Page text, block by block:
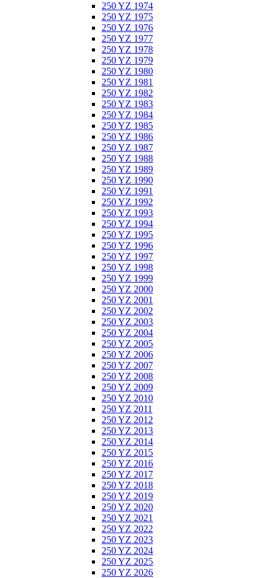
250 YZ 1974
250 YZ 1975
250 YZ 1976
250 YZ 1977
250 YZ 1978
250 YZ 1979
250 YZ 1980
250 YZ 1981
250 YZ 1982
250 YZ 1983
250 YZ 1984
250 YZ 1985
250 YZ 1986
250 YZ 1987
250 YZ 1988
250 YZ 1989
250 YZ 1990
250 YZ 1991
250 YZ 1992
250 YZ 1993
250 YZ 1994
250 YZ 1995
250 YZ 1996
250 YZ 1997
250 YZ 1998
250 YZ 1999
250 YZ 2000
250 YZ 2001
250 YZ 2002
250 YZ 2003
250 YZ 2004
250 YZ 2005
250 YZ 2006
250 YZ 2007
250 YZ 2008
250 YZ 2009
250 YZ 2010
250 YZ 2011
250 YZ 2012
250 YZ 2013
250 YZ 2014
250 YZ 2015
250 YZ 2016
250 YZ 2017
250 YZ 2018
250 YZ 2019
250 YZ 2020
250 YZ 2021
250 YZ 2022
250 YZ 2023
250 YZ 2024
250 YZ 2025
250 YZ 2026